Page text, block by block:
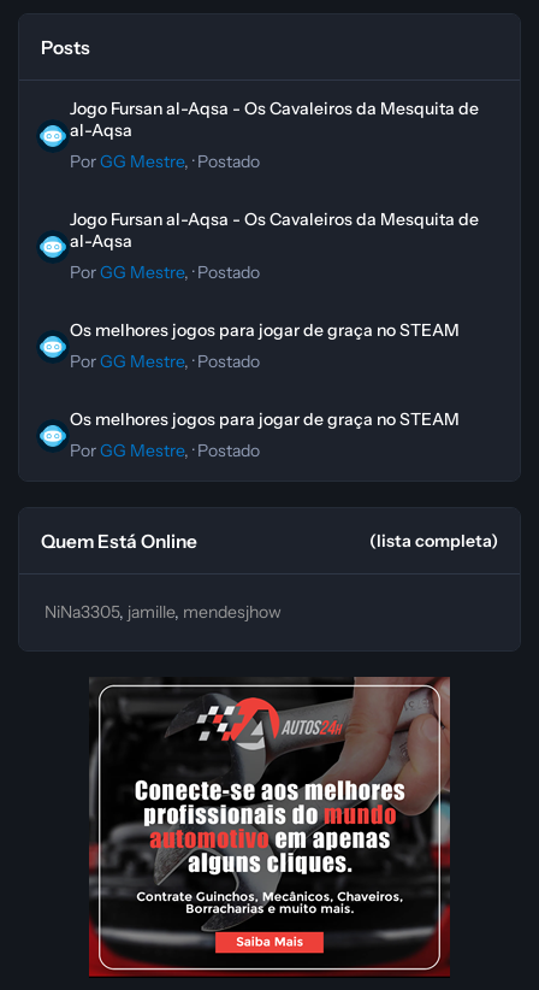
Posts
Jogo Fursan al-Aqsa - Os Cavaleiros da Mesquita de
al-Aqsa
PorGG Mestre, ·Postado
Jogo Fursan al-Aqsa - Os Cavaleiros da Mesquita de
al-Aqsa
PorGG Mestre, ·Postado
Os melhores jogos para jogar de graça no STEAM
PorGG Mestre, ·Postado
Os melhores jogos para jogar de graça no STEAM
PorGG Mestre, ·Postado
Quem Está Online (lista completa)
NiNa3305 jamille mendesjhow